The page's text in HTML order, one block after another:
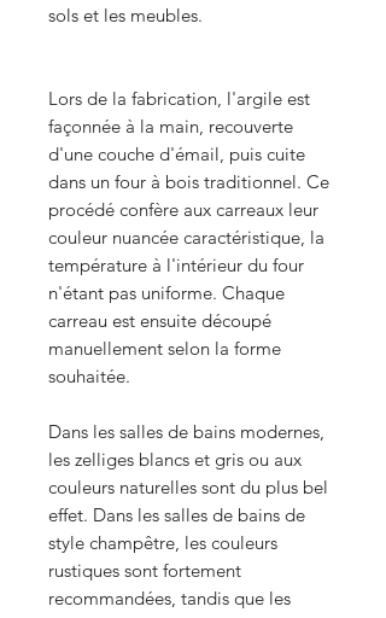
sols et les meubles.
Lors de la fabrication, l'argile est
façonnée à la main, recouverte
d'une couche d'émail, puis cuite
dans un four à bois traditionnel. Ce
procédé confère aux carreaux leur
couleur nuancée caractéristique, la
température à l'intérieur du four
n'étant pas uniforme. Chaque
carreau est ensuite découpé
manuellement selon la forme
souhaitée.
Dans les salles de bains modernes,
les zelliges blancs et gris ou aux
couleurs naturelles sont du plus bel
effet. Dans les salles de bains de
style champêtre, les couleurs
rustiques sont fortement
recommandées, tandis que les